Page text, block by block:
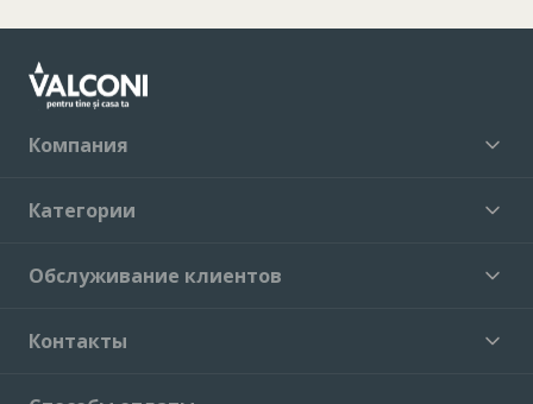
Компания
Категории
Обслуживание клиентов
Контакты